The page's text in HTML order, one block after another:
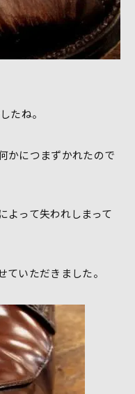
たね。
かにつまずかれたので
よって失われしまって
ていただきました。